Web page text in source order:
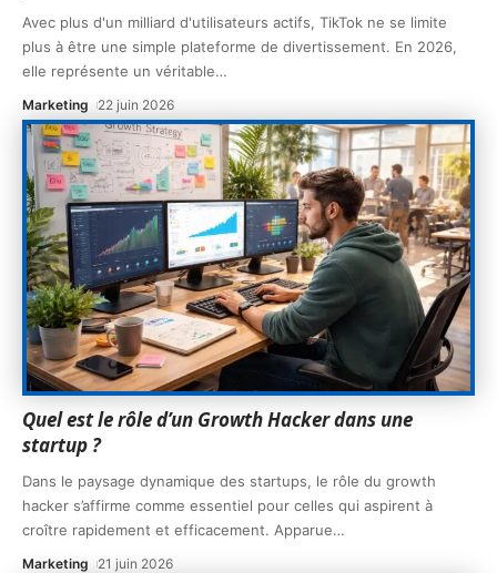
Avec plus d'un milliard d'utilisateurs actifs, TikTok ne se limite
plus à être une simple plateforme de divertissement. En 2026,
elle représente un véritable…
Marketing 22 juin 2026
Quel est le rôle d’un Growth Hacker dans une
startup ?
Dans le paysage dynamique des startups, le rôle du growth
hacker s’affirme comme essentiel pour celles qui aspirent à
croître rapidement et efficacement. Apparue…
Marketing 21 juin 2026